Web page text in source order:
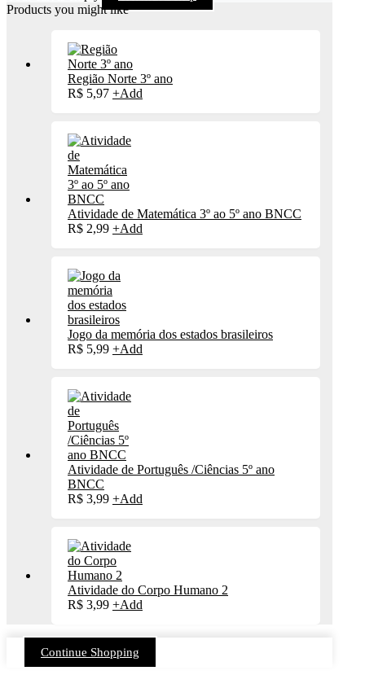
Products you might like
Região Norte 3º ano
R$ 5,97 +Add
Atividade de Matemática 3º ao 5º ano BNCC
R$ 2,99 +Add
Jogo da memória dos estados brasileiros
R$ 5,99 +Add
Atividade de Português /Ciências 5º ano
BNCC
R$ 3,99 +Add
Atividade do Corpo Humano 2
R$ 3,99 +Add
Continue Shopping